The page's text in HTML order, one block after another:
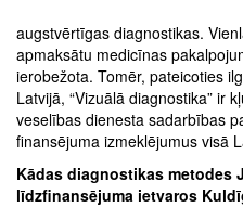
augstvērtīgas diagnostikas.
apmaksātu medicīnas
ierobežota. Tomēr, pateicoties
Latvijā, “Vizuālā diagnostika” ir
veselības dienesta sadarbības
finansējuma izmeklējumus visā
Kādas diagnostikas metodes
līdzfinansējuma ietvaros